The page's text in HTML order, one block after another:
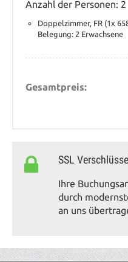
Westerrönfeld, ZOB
Zustieg / Haltestelle PLZ:
Elmshorn, Werner-
Zustieg / Haltestelle PLZ:
Uetersen,
Zustieg / Haltestelle PLZ:
Tornesch, Bahnhof
Zustieg / Haltestelle PLZ: 25524
Anzahl der Personen: 2
Doppelzimmer, FR (1x
Belegung: 2 Erwachsene
Gesamtpreis:
SSL
Ihre
durch
an uns